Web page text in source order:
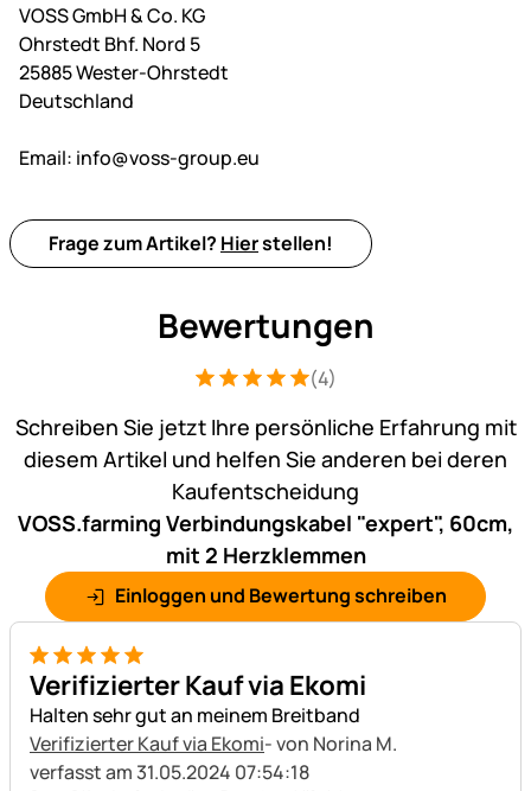
VOSS GmbH & Co. KG
Ohrstedt Bhf. Nord 5
25885 Wester-Ohrstedt
Deutschland
Email: info@voss-group.eu
Frage zum Artikel? Hierstellen!
Bewertungen
Bewertung: 5 von 5 (4 Bewertungen)
4 Bewertungen
(4)
Schreiben Sie jetzt Ihre persönliche Erfahrung mit
diesem Artikel und helfen Sie anderen bei deren
Kaufentscheidung
VOSS.farming Verbindungskabel "expert", 60cm,
mit 2 Herzklemmen
Einloggen und Bewertung schreiben
5 von 5
Verifizierter Kauf via Ekomi
Halten sehr gut an meinem Breitband
Verifizierter Kauf via Ekomi- von Norina M.
verfasst am 31.05.2024 07:54:18